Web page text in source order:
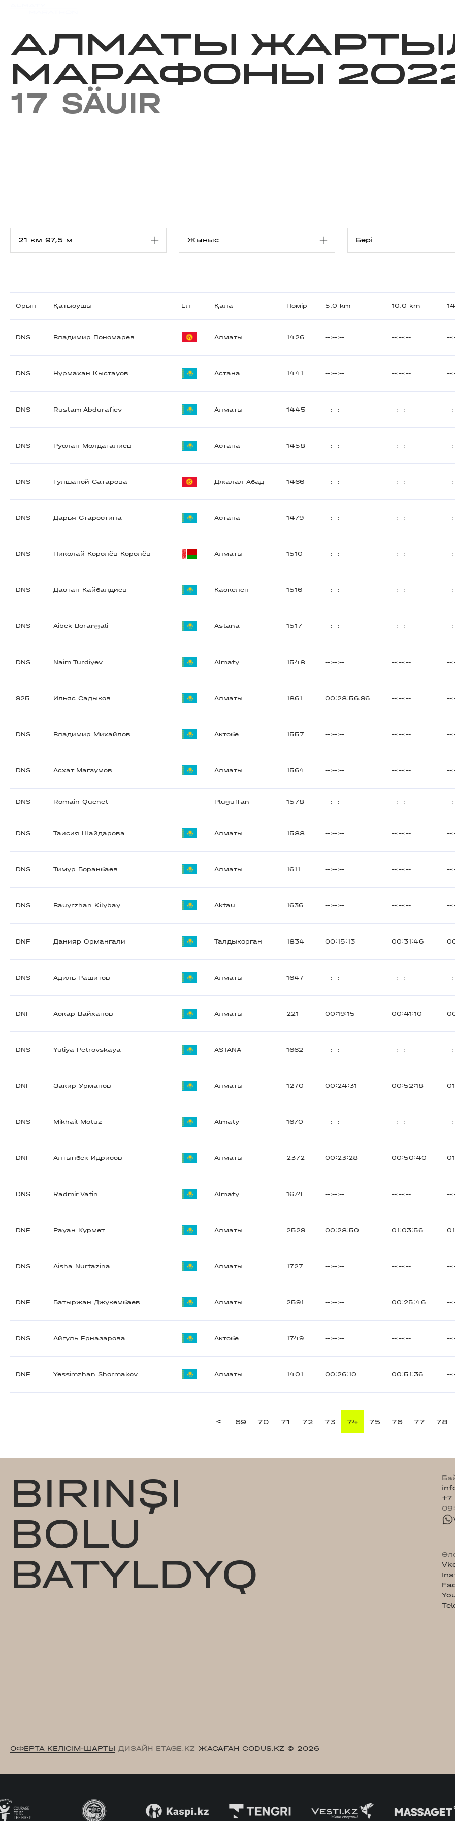
АЛМАТЫ
МАРАФОНЫ
17 SÄUIR
Орын Қатысушы Ел Қала Нөмір 5.0 km 10.0 km
DNS Владимир Пономарев Алматы 1426 --:--:-- --:--:-- --
DNS Нурмахан Кыстауов Астана 1441 --:--:-- --:--:-- --
DNS Rustam Abdurafiev Алматы 1445 --:--:-- --:--:-- --
DNS Руслан Молдагалиев Астана 1458 --:--:-- --:--:-- --
DNS Гулшаной Сатарова Джалал-Абад 1466 --:--:-- --:--:-- --
DNS Дарья Старостина Астана 1479 --:--:-- --:--:-- --
DNS Николай Королёв Королёв Алматы 1510 --:--:-- --:--:-- --
DNS Дастан Кайбалдиев Каскелен 1516 --:--:-- --:--:-- --
DNS Aibek Borangali Astana 1517 --:--:-- --:--:-- --
DNS Naim Turdiyev Almaty 1548 --:--:-- --:--:-- --
925 Ильяс Садыков Алматы 1861 00:28:56.96 --:--:-- --
DNS Владимир Михайлов Актобе 1557 --:--:-- --:--:-- --
DNS Асхат Магзумов Алматы 1564 --:--:-- --:--:-- --
DNS Romain Quenet Pluguffan 1578 --:--:-- --:--:-- --
DNS Таисия Шайдарова Алматы 1588 --:--:-- --:--:-- --
DNS Тимур Боранбаев Алматы 1611 --:--:-- --:--:-- --
DNS Bauyrzhan Kilybay Aktau 1636 --:--:-- --:--:-- --
DNF Данияр Ормангали Талдыкорган 1834 00:15:13 00:31:46
DNS Адиль Рашитов Алматы 1647 --:--:-- --:--:-- --
DNF Аскар Вайханов Алматы 221 00:19:15 00:41:10
DNS Yuliya Petrovskaya ASTANA 1662 --:--:-- --:--:-- --
DNF Закир Урманов Алматы 1270 00:24:31 00:52:18
DNS Mikhail Motuz Almaty 1670 --:--:-- --:--:-- --
DNF Алтынбек Идрисов Алматы 2372 00:23:28 00:50:40
DNS Radmir Vafin Almaty 1674 --:--:-- --:--:-- --
DNF Рауан Курмет Алматы 2529 00:28:50 01:03:56
DNS Aisha Nurtazina Алматы 1727 --:--:-- --:--:-- --
DNF Батыржан Джукембаев Алматы 2591 --:--:-- 00:25:46 --
DNS Айгуль Ерназарова Актобе 1749 --:--:-- --:--:-- --
DNF Yessimzhan Shormakov Алматы 1401 00:26:10 00:51:36 --
< 69 70 71 72 73 74 75 76 77 78
BIRINŞI
BOLU
BATYLDYQ
+7
ОФЕРТА КЕЛІСІМ-ШАРТЫ ДИЗАЙН ETAGE.KZ ЖАСАҒАН CODUS.KZ © 2026